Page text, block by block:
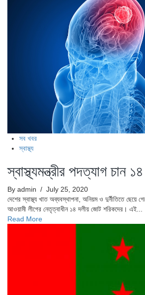
সব খবর
স্বাস্থ্য
স্বাস্থ্যমন্ত্রীর পদত্যাগ চান
By admin / July 25, 2020
দেশের স্বাস্থ্য খাত অব্যবস্থাপনা, অনিয়ম ও দুর্নীতিতে ছেয়ে
আওয়ামী লীগের নেতৃত্বাধীন ১৪ দলীয় জোট শরিকদের। এই...
Read More